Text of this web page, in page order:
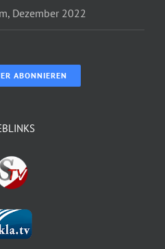
Dezember 2022
ABONNIEREN